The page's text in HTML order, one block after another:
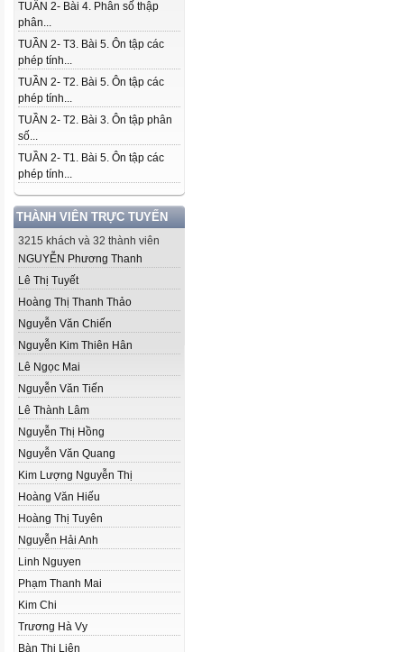
TUẦN 2- Bài 4. Phân số thập
phân...
TUẦN 2- T3. Bài 5. Ôn tập các
phép tính...
TUẦN 2- T2. Bài 5. Ôn tập các
phép tính...
TUẦN 2- T2. Bài 3. Ôn tập phân
số...
TUẦN 2- T1. Bài 5. Ôn tập các
phép tính...
THÀNH VIÊN TRỰC TUYẾN
3215 khách và 32 thành viên
NGUYỄN Phương Thanh
Lê Thị Tuyết
Hoàng Thị Thanh Thảo
Nguyễn Văn Chiến
Nguyễn Kim Thiên Hân
Lê Ngọc Mai
Nguyễn Văn Tiến
Lê Thành Lâm
Nguyễn Thị Hồng
Nguyễn Văn Quang
Kim Lượng Nguyễn Thị
Hoàng Văn Hiếu
Hoàng Thị Tuyên
Nguyễn Hải Anh
Linh Nguyen
Phạm Thanh Mai
Kim Chi
Trương Hà Vy
Bàn Thị Liên